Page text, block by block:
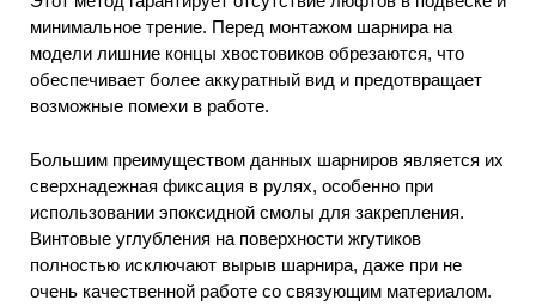
минимальное трение. Перед монтажом шарнира на
модели лишние концы хвостовиков обрезаются, что
обеспечивает более аккуратный вид и предотвращает
возможные помехи в работе.
Большим преимуществом данных шарниров является их
сверхнадежная фиксация в рулях, особенно при
использовании эпоксидной смолы для закрепления.
Винтовые углубления на поверхности жгутиков
полностью исключают вырыв шарнира, даже при не
очень качественной работе со связующим материалом.